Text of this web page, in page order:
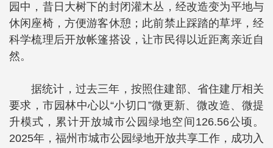
园中，昔日大树下的封闭灌木丛，经改造变为平地与
休闲座椅，方便游客休憩；此前禁止踩踏的草坪，经
科学梳理后开放帐篷搭设，让市民得以近距离亲近自
然。
据统计，过去三年，按照住建部、省住建厅相关
要求，市园林中心以“小切口”微更新、微改造、微提
升模式，累计开放城市公园绿地空间126.56公顷。
2025年，福州市城市公园绿地开放共享工作，成功入